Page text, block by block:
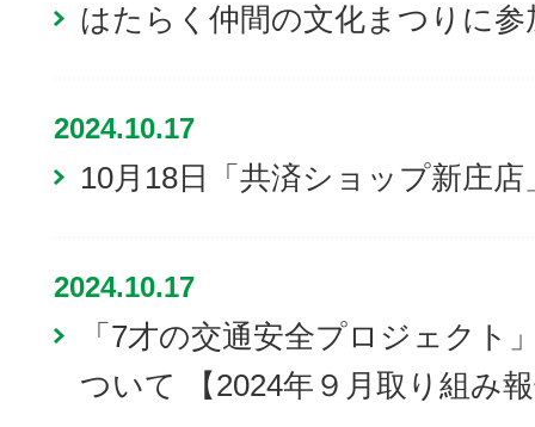
はたらく仲間の文化まつりに
2024.10.17
10月18日「共済ショップ新庄
2024.10.17
「7才の交通安全プロジェクト
ついて 【2024年９月取り組み